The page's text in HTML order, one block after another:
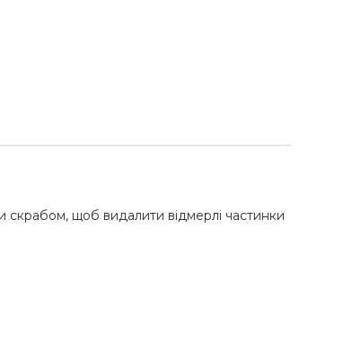
скрабом, щоб видалити відмерлі частинки